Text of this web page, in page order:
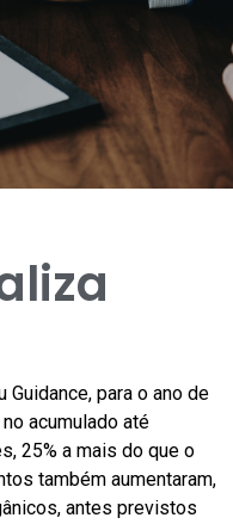
para o ano de
acumulado até
25% a mais do que o
também aumentaram,
antes previstos